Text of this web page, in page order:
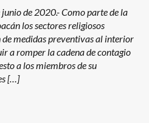
de 2020.- Como parte de la
los sectores religiosos
medidas preventivas al interior
a romper la cadena de contagio
a los miembros de su
[…]